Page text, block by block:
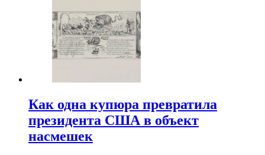
Как одна купюра превратила
президента США в объект
насмешек